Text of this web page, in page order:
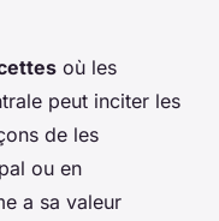
où les
peut inciter les
de les
ou en
a sa valeur